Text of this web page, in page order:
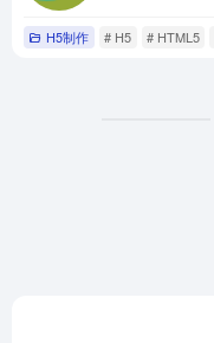
H5制作 # H5 # HTML5